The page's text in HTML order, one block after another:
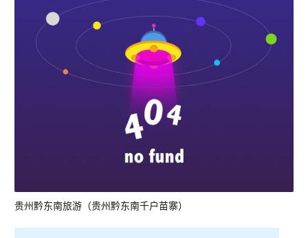
贵州黔东南旅游（贵州黔东南千户苗寨）